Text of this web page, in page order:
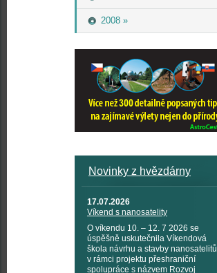
2008 »
Novinky z hvězdárny
17.07.2026
Víkend s nanosatelity
O víkendu 10. – 12. 7 2026 se
úspěšně uskutečnila Víkendová
škola návrhu a stavby nanosatelitů
v rámci projektu přeshraniční
spolupráce s názvem Rozvoj